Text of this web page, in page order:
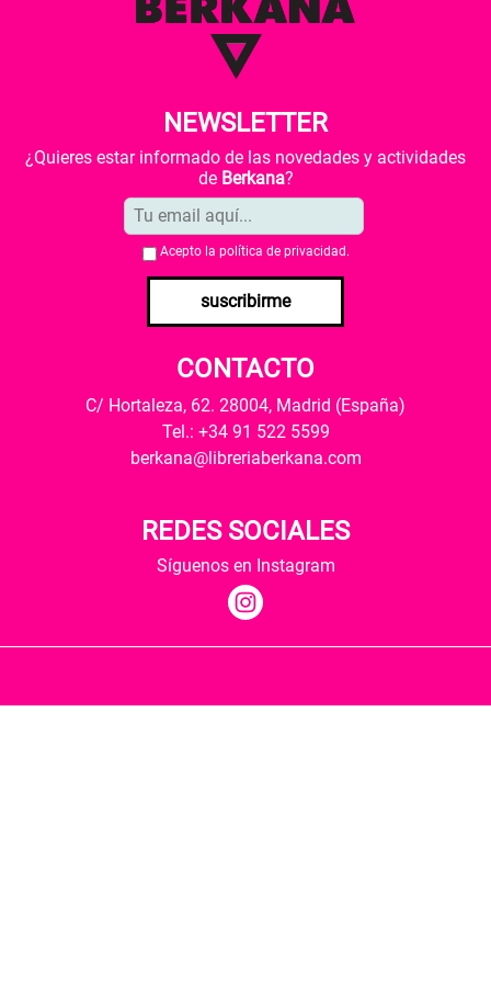
NEWSLETTER
¿Quieres estar informado de las novedades y actividades
de Berkana?
Acepto la política de privacidad .
suscribirme
CONTACTO
C/ Hortaleza, 62. 28004, Madrid (España)
Tel.: +34 91 522 5599
berkana@libreriaberkana.com
REDES SOCIALES
Síguenos en Instagram